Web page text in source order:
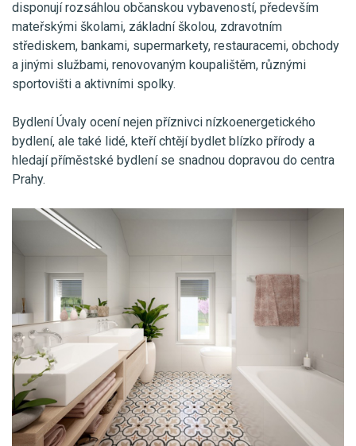
disponují rozsáhlou občanskou vybaveností, především
mateřskými školami, základní školou, zdravotním
střediskem, bankami, supermarkety, restauracemi, obchody
a jinými službami, renovovaným koupalištěm, různými
sportovišti a aktivními spolky.
Bydlení Úvaly ocení nejen příznivci nízkoenergetického
bydlení, ale také lidé, kteří chtějí bydlet blízko přírody a
hledají příměstské bydlení se snadnou dopravou do centra
Prahy.